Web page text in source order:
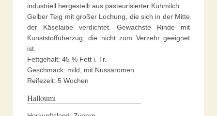
industriell hergestellt aus pasteurisierter Kuhmilch
Gelber Teig mit großer Lochung, die sich in der Mitte
der Käselaibe verdichtet. Gewachste Rinde mit
Kunststoffüberzug, die nicht zum Verzehr geeignet
ist.
Fettgehalt: 45 % Fett i. Tr.
Geschmack: mild, mit Nussaromen
Reifezeit: 5 Wochen
Halloumi